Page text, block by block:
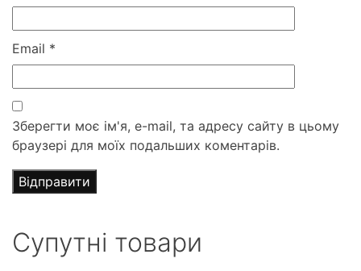
Email *
Зберегти моє ім'я, e-mail, та адресу сайту в цьому
браузері для моїх подальших коментарів.
Супутні товари